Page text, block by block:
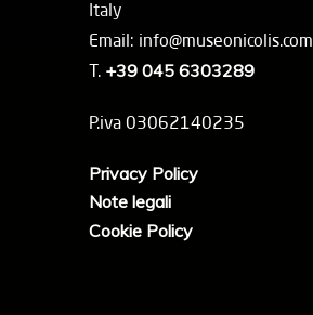
Italy
Email: info@museonicolis.com
T. +39 045 6303289
P.iva 03062140235
Privacy Policy
Note legali
Cookie Policy